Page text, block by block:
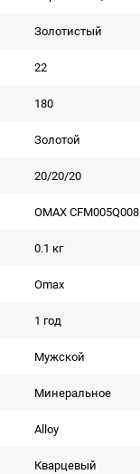
Золотистый
22
180
Золотой
20/20/20
OMAX CFM005Q008
0.1 кг
Omax
1 год
Мужской
Минеральное
Alloy
Кварцевый